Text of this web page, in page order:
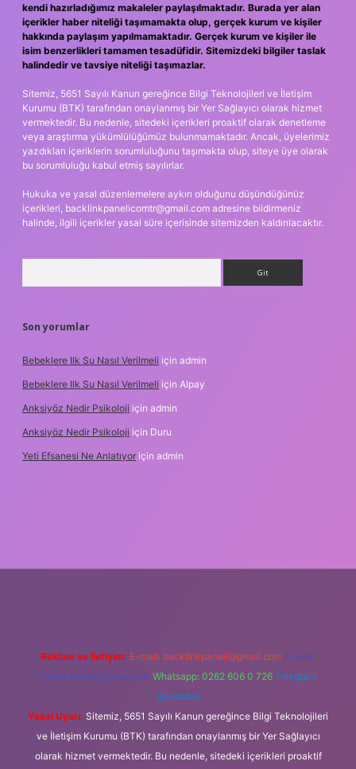
kendi hazırladığımız makaleler paylaşılmaktadır. Burada yer alan
içerikler haber niteliği taşımamakta olup, gerçek kurum ve kişiler
hakkında paylaşım yapılmamaktadır. Gerçek kurum ve kişiler ile
isim benzerlikleri tamamen tesadüfidir. Sitemizdeki bilgiler taslak
halindedir ve tavsiye niteliği taşımazlar.
Sitemiz, 5651 Sayılı Kanun gereğince Bilgi Teknolojileri ve İletişim
Kurumu (BTK) tarafından onaylanmış bir Yer Sağlayıcı olarak hizmet
vermektedir. Bu nedenle, sitedeki içerikleri proaktif olarak denetleme
veya araştırma yükümlülüğümüz bulunmamaktadır. Ancak, üyelerimiz
yazdıkları içeriklerin sorumluluğunu taşımakta olup, siteye üye olarak
bu sorumluluğu kabul etmiş sayılırlar.
Hukuka ve yasal düzenlemelere aykırı olduğunu düşündüğünüz
içerikleri, backlinkpanelicomtr@gmail.com adresine bildirmeniz
halinde, ilgili içerikler yasal süre içerisinde sitemizden kaldırılacaktır.
Son yorumlar
Bebeklere Ilk Su Nasıl Verilmeli için admin
Bebeklere Ilk Su Nasıl Verilmeli için Alpay
Anksiyöz Nedir Psikoloji için admin
Anksiyöz Nedir Psikoloji için Duru
Yeti Efsanesi Ne Anlatıyor için admin
Reklam ve İletişim: E-mail: backlinkpaneli@gmail.com Teams:
forumhizmeti@gmail.com Whatsapp: 0262 606 0 726 Telegram:
@karabul
Yasal Uyarı: Sitemiz, 5651 Sayılı Kanun gereğince Bilgi Teknolojileri
ve İletişim Kurumu (BTK) tarafından onaylanmış bir Yer Sağlayıcı
olarak hizmet vermektedir. Bu nedenle, sitedeki içerikleri proaktif